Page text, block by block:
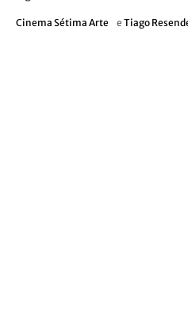
Cinema Sétima Arte e Tiago